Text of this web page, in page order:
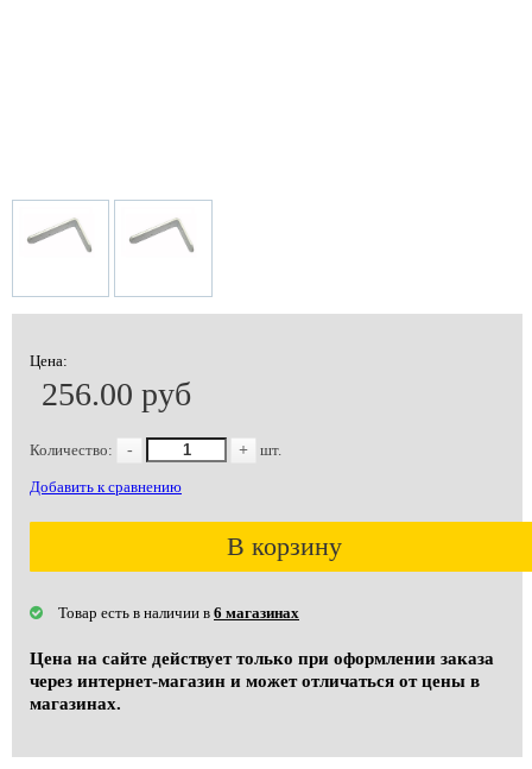
Цена:
256.00 руб
Количество: - + шт.
Добавить к сравнению
В корзину
Товар есть в наличии в 6 магазинах
Цена на сайте действует только при оформлении заказа
через интернет-магазин и может отличаться от цены в
магазинах.